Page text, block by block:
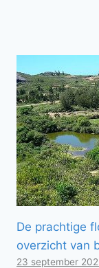
De prachtige
overzicht van
23 september